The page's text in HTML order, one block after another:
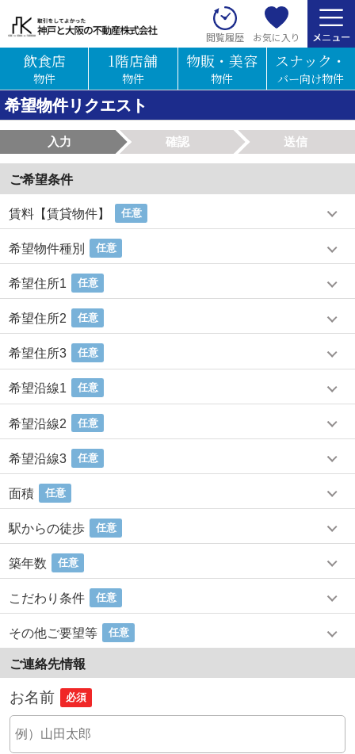
閲覧履歴 お気に入り
飲食店
物件
1階店舗
物件
物販・美容
物件
スナック・
バー向け物件
希望物件リクエスト
入力 確認 送信
ご希望条件
賃料【賃貸物件】 任意
希望物件種別 任意
希望住所1 任意
希望住所2 任意
希望住所3 任意
希望沿線1 任意
希望沿線2 任意
希望沿線3 任意
面積 任意
駅からの徒歩 任意
築年数 任意
こだわり条件 任意
その他ご要望等 任意
ご連絡先情報
お名前 必須